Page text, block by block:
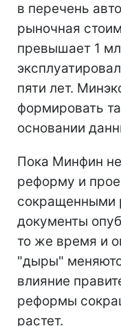
в перечень
рыночная
превышает 1
пяти лет.
формировать
основании
Пока Минфин
реформу и
сокращенными
документы
то же время и
"дыры"
влияние
реформы
растет.